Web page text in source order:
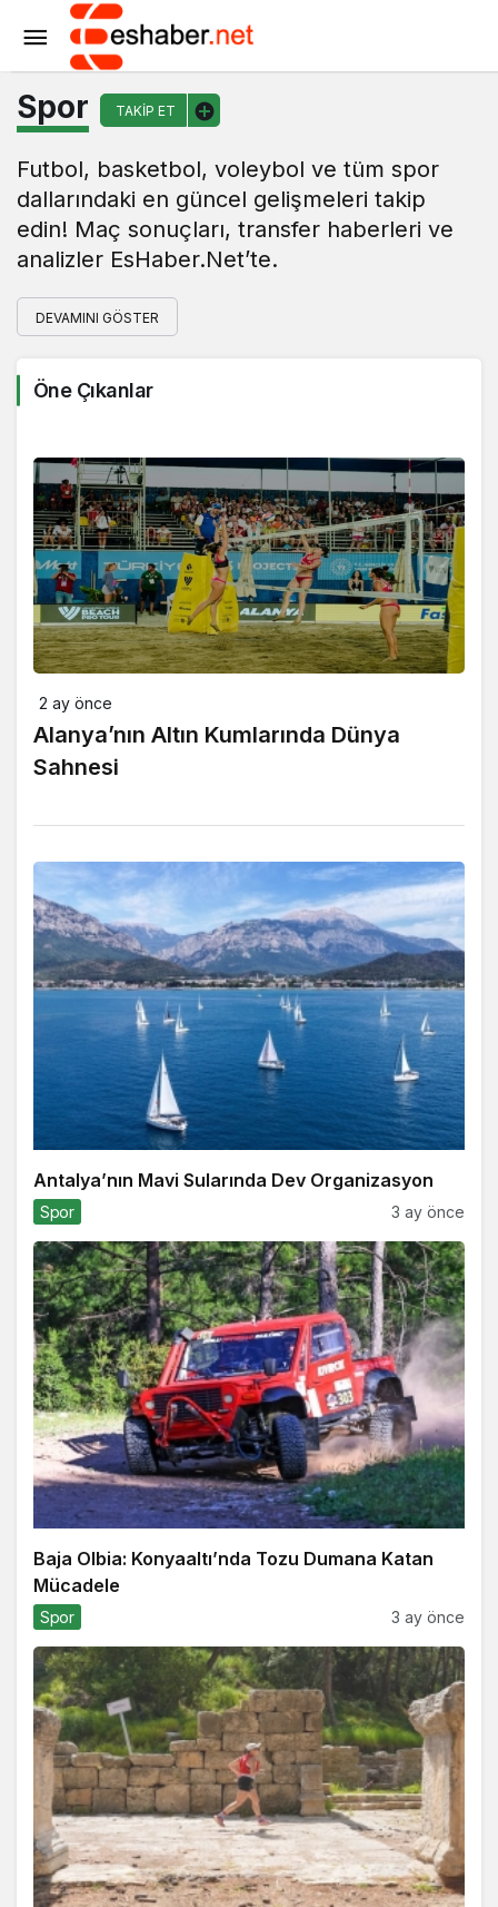
Spor TAKIP ET
Futbol, basketbol, voleybol ve tüm spor
dallarındaki en güncel gelişmeleri takip
edin! Maç sonuçları, transfer haberleri ve
analizler EsHaber.Net’te.
DEVAMINI GÖSTER
Öne Çıkanlar
2 ay önce
Alanya’nın Altın Kumlarında Dünya
Sahnesi
Antalya’nın Mavi Sularında Dev Organizasyon
Spor 3 ay önce
Baja Olbia: Konyaaltı’nda Tozu Dumana Katan
Mücadele
Spor 3 ay önce